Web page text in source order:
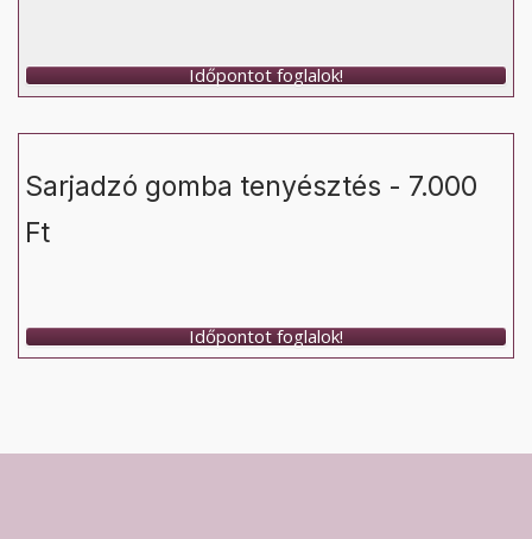
Időpontot foglalok!
Sarjadzó gomba tenyésztés - 7.000
Ft
Időpontot foglalok!